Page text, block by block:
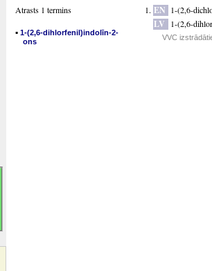
Atrasts 1 termins
▪ 1-(2,6-dihlorfenil)indolīn-2-
ons
EN 1-(2,6-
LV 1-(2,6-
VVC